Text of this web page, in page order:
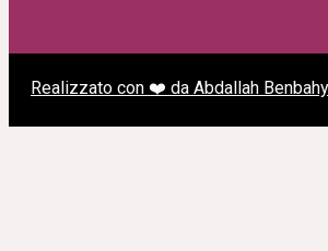
Realizzato con ❤️ da Abdallah